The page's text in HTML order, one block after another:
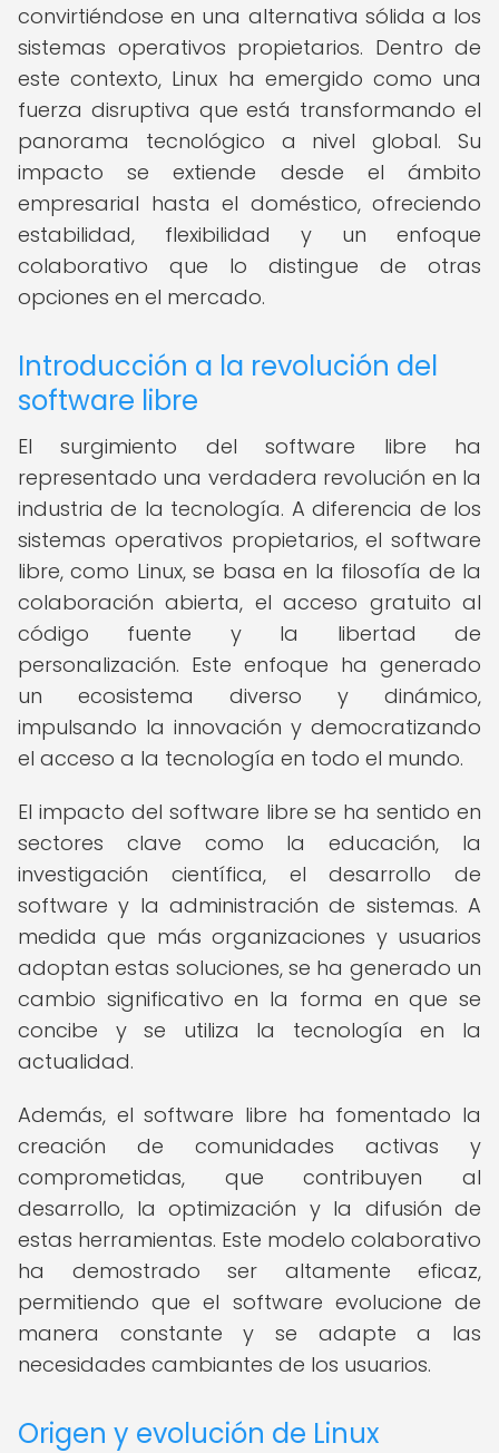
convirtiéndose en una alternativa sólida a los
sistemas operativos propietarios. Dentro de
este contexto, Linux ha emergido como una
fuerza disruptiva que está transformando el
panorama tecnológico a nivel global. Su
impacto se extiende desde el ámbito
empresarial hasta el doméstico, ofreciendo
estabilidad, flexibilidad y un enfoque
colaborativo que lo distingue de otras
opciones en el mercado.
Introducción a la revolución del
software libre
El surgimiento del software libre ha
representado una verdadera revolución en la
industria de la tecnología. A diferencia de los
sistemas operativos propietarios, el software
libre, como Linux, se basa en la filosofía de la
colaboración abierta, el acceso gratuito al
código fuente y la libertad de
personalización. Este enfoque ha generado
un ecosistema diverso y dinámico,
impulsando la innovación y democratizando
el acceso a la tecnología en todo el mundo.
El impacto del software libre se ha sentido en
sectores clave como la educación, la
investigación científica, el desarrollo de
software y la administración de sistemas. A
medida que más organizaciones y usuarios
adoptan estas soluciones, se ha generado un
cambio significativo en la forma en que se
concibe y se utiliza la tecnología en la
actualidad.
Además, el software libre ha fomentado la
creación de comunidades activas y
comprometidas, que contribuyen al
desarrollo, la optimización y la difusión de
estas herramientas. Este modelo colaborativo
ha demostrado ser altamente eficaz,
permitiendo que el software evolucione de
manera constante y se adapte a las
necesidades cambiantes de los usuarios.
Origen y evolución de Linux